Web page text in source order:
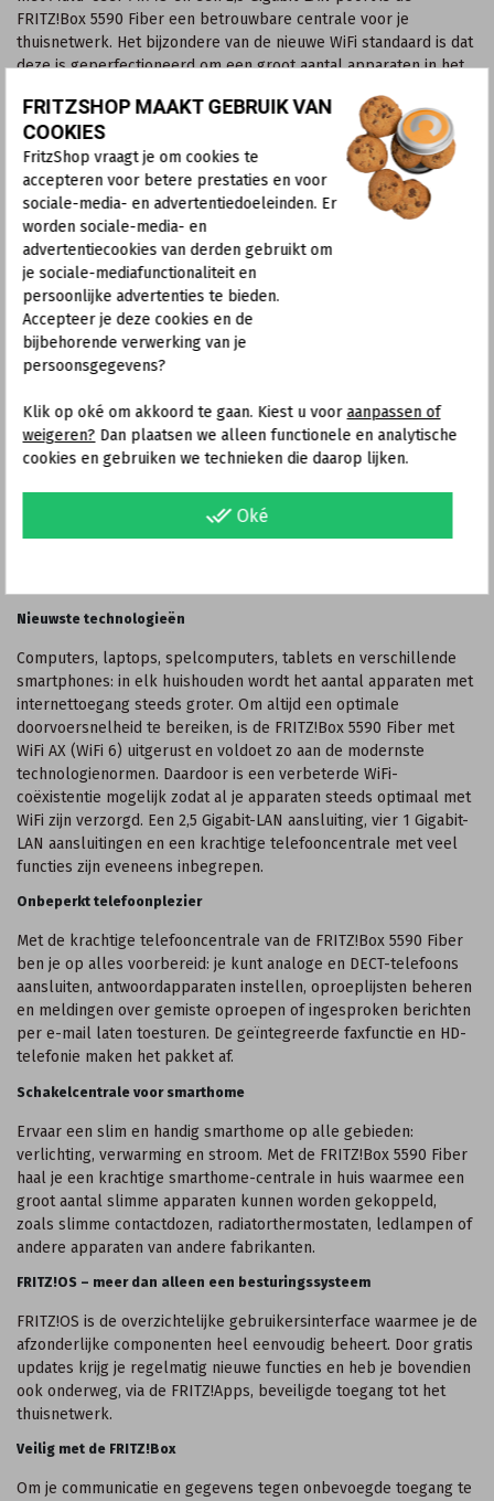
FRITZ!Box 5590 Fiber een betrouwbare centrale voor je
thuisnetwerk. Het bijzondere van de nieuwe WiFi standaard is dat
deze is geperfectioneerd om een groot aantal apparaten in het
en overal zonder problemen gebruiken.
Mesh WiFi met FRITZ!
De FRITZ!Box 5590 ondersteunt Mesh WiFi, zodat je video's,
muziek en foto's in het thuisnetwerk naadloos tot in de verste
hoekjes in huis of op kantoor aankomen. De verspreide FRITZ!-
apparaten werken samen in één enkel netwerk, communiceren
onderling en optimaliseren de prestaties van alle WiFi-
apparaten. Met Mesh geniet je van optimale snelheid tijdens het
surfen, streamen of gamen. Adembenemende HD-televisie en je
lievelingsmuziek wachten nu op jou – en niet andersom.
De FRITZ!Box 5590 Fiber kan rechtstreeks worden gebruikt op
elke glasvezelaansluiting van het XGS-PON-glasvezelnetwerk -
zonder mediaconverter, zonder voorgeschakelde
providermodem. Dankzij het geïntegreerde slot voor
glasvezelmodules (transceiver) in SFP-formaat kan afhankelijk
van het type aansluiting de juiste FRITZ!SFP-insteekmodule
Nieuwste technologieën
Computers, laptops, spelcomputers, tablets en verschillende
smartphones: in elk huishouden wordt het aantal apparaten met
internettoegang steeds groter. Om altijd een optimale
doorvoersnelheid te bereiken, is de FRITZ!Box 5590 Fiber met
WiFi AX (WiFi 6) uitgerust en voldoet zo aan de modernste
technologienormen. Daardoor is een verbeterde WiFi-
coëxistentie mogelijk zodat al je apparaten steeds optimaal met
WiFi zijn verzorgd. Een 2,5 Gigabit-LAN aansluiting, vier 1 Gigabit-
LAN aansluitingen en een krachtige telefooncentrale met veel
functies zijn eveneens inbegrepen.
Onbeperkt telefoonplezier
Met de krachtige telefooncentrale van de FRITZ!Box 5590 Fiber
ben je op alles voorbereid: je kunt analoge en DECT-telefoons
aansluiten, antwoordapparaten instellen, oproeplijsten beheren
en meldingen over gemiste oproepen of ingesproken berichten
per e-mail laten toesturen. De geïntegreerde faxfunctie en HD-
telefonie maken het pakket af.
Schakelcentrale voor smarthome
Ervaar een slim en handig smarthome op alle gebieden:
verlichting, verwarming en stroom. Met de FRITZ!Box 5590 Fiber
haal je een krachtige smarthome-centrale in huis waarmee een
groot aantal slimme apparaten kunnen worden gekoppeld,
zoals slimme contactdozen, radiatorthermostaten, ledlampen of
andere apparaten van andere fabrikanten.
FRITZ!OS – meer dan alleen een besturingssysteem
FRITZ!OS is de overzichtelijke gebruikersinterface waarmee je de
afzonderlijke componenten heel eenvoudig beheert. Door gratis
updates krijg je regelmatig nieuwe functies en heb je bovendien
ook onderweg, via de FRITZ!Apps, beveiligde toegang tot het
thuisnetwerk.
Veilig met de FRITZ!Box
Om je communicatie en gegevens tegen onbevoegde toegang te
FRITZSHOP MAAKT GEBRUIK VAN
COOKIES
FritzShop vraagt je om cookies te
accepteren voor betere prestaties en voor
sociale-media- en advertentiedoeleinden. Er
worden sociale-media- en
advertentiecookies van derden gebruikt om
je sociale-mediafunctionaliteit en
persoonlijke advertenties te bieden.
Accepteer je deze cookies en de
bijbehorende verwerking van je
persoonsgegevens?
Klik op oké om akkoord te gaan. Kiest u vooraanpassen of
weigeren? Dan plaatsen we alleen functionele en analytische
cookies en gebruiken we technieken die daarop lijken.
done_all Oké